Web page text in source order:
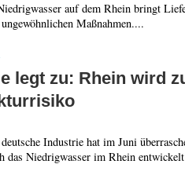
auf dem Rhein bringt
Maßnahmen....
legt zu: Rhein wird
Industrie hat im Juni
das Niedrigwasser im Rhein